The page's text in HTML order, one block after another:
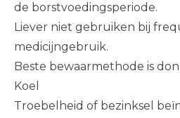
de borstvoedingsperiode.
Liever niet gebruiken bij
medicijngebruik.
Beste bewaarmethode is
Koel
Troebelheid of bezinksel